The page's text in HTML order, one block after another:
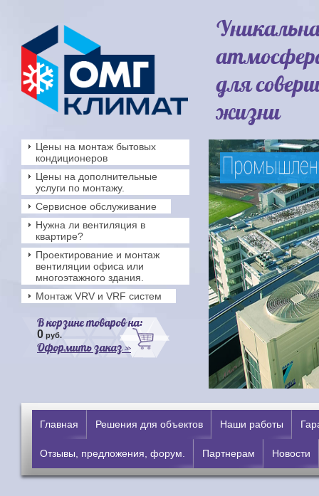
для
жизни
Цены на монтаж бытовых
кондиционеров
Цены на дополнительные
услуги по монтажу.
Сервисное обслуживание
Нужна ли вентиляция в
квартире?
Проектирование и монтаж
вентиляции офиса или
многоэтажного здания.
Монтаж VRV и VRF систем
В корзине товаров на:
0 руб.
Оформить заказ »
Главная Решения для объектов Наши работы
Отзывы, предложения, форум. Партнерам Новости